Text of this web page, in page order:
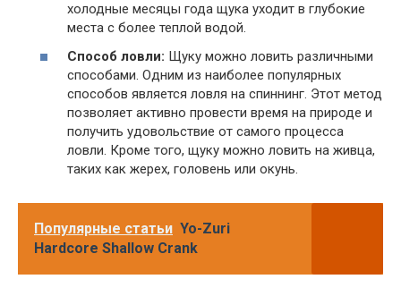
холодные месяцы года щука уходит в глубокие
места с более теплой водой.
Способ ловли: Щуку можно ловить различными
способами. Одним из наиболее популярных
способов является ловля на спиннинг. Этот метод
позволяет активно провести время на природе и
получить удовольствие от самого процесса
ловли. Кроме того, щуку можно ловить на живца,
таких как жерех, головень или окунь.
Популярные статьи Yo-Zuri
Hardcore Shallow Crank